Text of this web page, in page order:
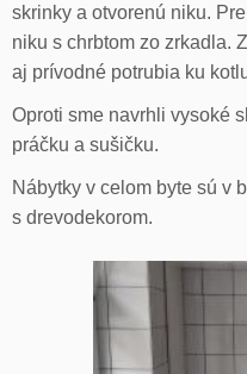
skrinky a otvorenú niku.
niku s chrbtom zo zrkadla.
aj prívodné potrubia ku
Oproti sme navrhli vysoké
práčku a sušičku.
Nábytky v celom byte sú v
s drevodekorom.